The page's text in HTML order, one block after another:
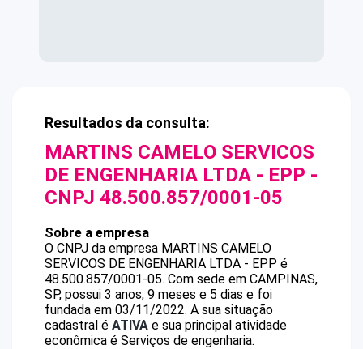
Resultados da consulta:
MARTINS CAMELO SERVICOS
DE ENGENHARIA LTDA - EPP -
CNPJ 48.500.857/0001-05
Sobre a empresa
O CNPJ da empresa MARTINS CAMELO
SERVICOS DE ENGENHARIA LTDA - EPP é
48.500.857/0001-05. Com sede em CAMPINAS,
SP, possui 3 anos, 9 meses e 5 dias e foi
fundada em 03/11/2022. A sua situação
cadastral é ATIVA e sua principal atividade
econômica é Serviços de engenharia.